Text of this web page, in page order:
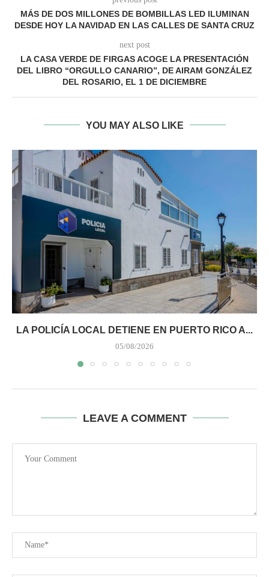
MÁS DE DOS MILLONES DE BOMBILLAS LED ILUMINAN
DESDE HOY LA NAVIDAD EN LAS CALLES DE SANTA CRUZ
next post
LA CASA VERDE DE FIRGAS ACOGE LA PRESENTACIÓN
DEL LIBRO “ORGULLO CANARIO”, DE AIRAM GONZÁLEZ
DEL ROSARIO, EL 1 DE DICIEMBRE
YOU MAY ALSO LIKE
LA POLICÍA LOCAL DETIENE EN PUERTO RICO A...
05/08/2026
LEAVE A COMMENT